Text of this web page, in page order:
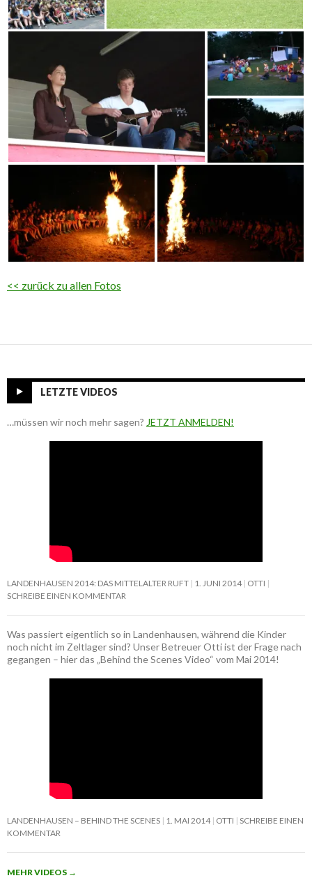
<< zurück zu allen Fotos
LETZTE VIDEOS
…müssen wir noch mehr sagen? JETZT ANMELDEN!
LANDENHAUSEN 2014: DAS MITTELALTER RUFT 1. JUNI 2014 OTTI
SCHREIBE EINEN KOMMENTAR
Was passiert eigentlich so in Landenhausen, während die Kinder
noch nicht im Zeltlager sind? Unser Betreuer Otti ist der Frage nach
gegangen – hier das „Behind the Scenes Video“ vom Mai 2014!
LANDENHAUSEN – BEHIND THE SCENES 1. MAI 2014 OTTI SCHREIBE EINEN
KOMMENTAR
MEHR VIDEOS →